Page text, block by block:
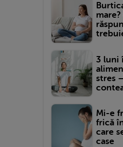
3 luni
stres
Mi-e
frică
care
case